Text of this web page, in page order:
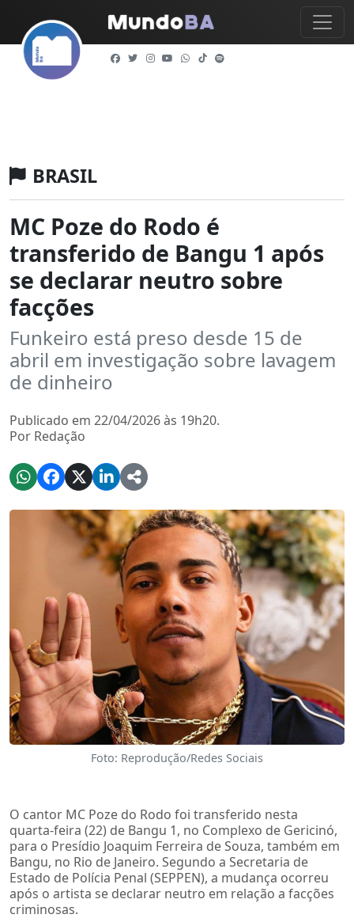
BRASIL
MC Poze do Rodo é
transferido de Bangu 1 após
se declarar neutro sobre
facções
Funkeiro está preso desde 15 de
abril em investigação sobre lavagem
de dinheiro
Publicado em 22/04/2026 às 19h20.
Por Redação
Foto: Reprodução/Redes Sociais
O cantor MC Poze do Rodo foi transferido nesta
quarta-feira (22) de Bangu 1, no Complexo de Gericinó,
para o Presídio Joaquim Ferreira de Souza, também em
Bangu, no Rio de Janeiro. Segundo a Secretaria de
Estado de Polícia Penal (SEPPEN), a mudança ocorreu
após o artista se declarar neutro em relação a facções
criminosas.